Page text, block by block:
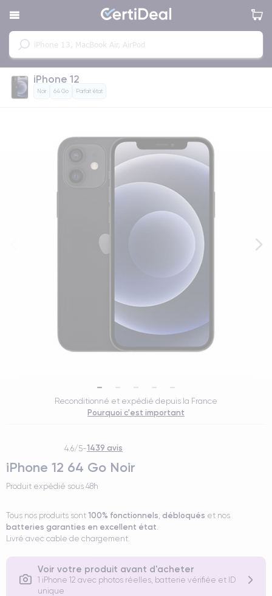
iPhone 12
Noir 64 Go Parfait état
Reconditionné et expédié depuis la France
Pourquoi c'est important
4.6/5-1439 avis
iPhone 12 64 Go Noir
Produit expédié sous 48h
Tous nos produits sont 100% fonctionnels, débloqués et nos
batteries garanties en excellent état.
Livré avec cable de chargement.
Voir votre produit avant d'acheter
1 iPhone 12 avec photos réelles, batterie vérifiée et ID
unique